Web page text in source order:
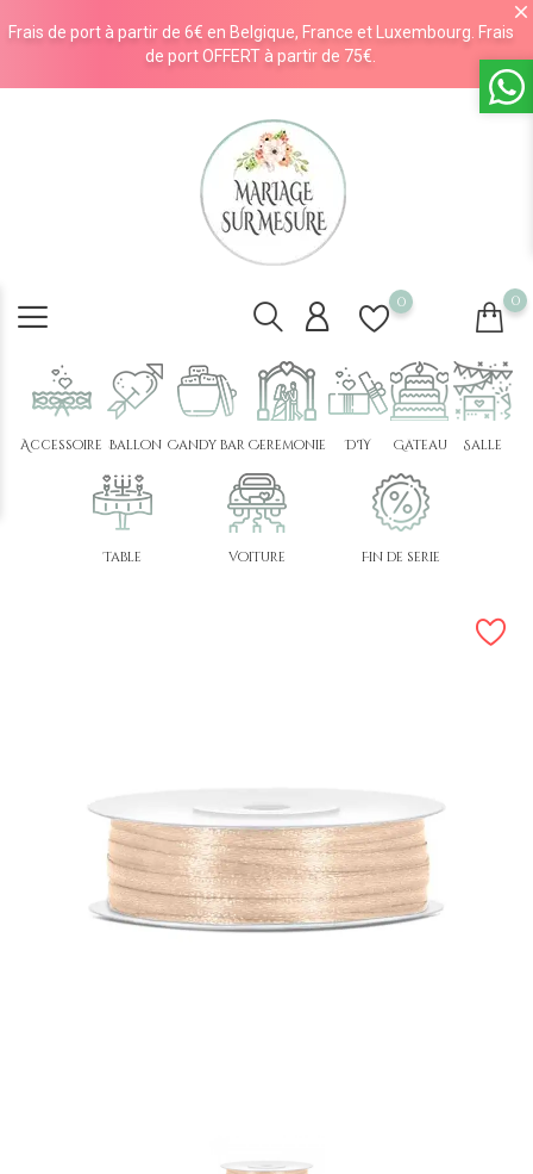
Frais de port à partir de 6€ en Belgique, France et Luxembourg. Frais
de port OFFERT à partir de 75€.
0 0
Accessoire Ballon Candy bar Cérémonie DIY Gâteau Salle
Table Voiture Fin de série